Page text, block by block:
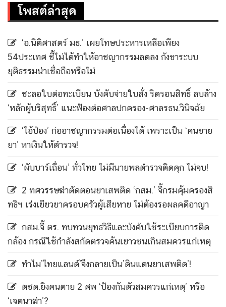
โพสต์ล่าสุด
‘อ.นิติศาสตร์ มธ.’ เผยโทษประหารเหลือเพียง
54ประเทศ ชี้ไม่ได้ทำให้อาชญากรรมลดลง กังขาระบบ
ยุติธรรมน่าเชื่อถือหรือไม่
ชะลอใบต่อทะเบียน บังคับจ่ายใบสั่ง ริดรอนสิทธิ์ ลบล้าง
‘หลักผู้บริสุทธิ์’ แนะฟ้องต่อศาลปกครอง-ศาลรธน.วินิจฉัย
‘ไอ้ป๋อง’ ก่ออาชญากรรมต่อเนื่องได้ เพราะเป็น ‘คนขาย
ยา’ หาเงินให้ตำรวจ!
‘ผับบาร์เถื่อน’ ทั่วไทย ไม่มีนายพลตำรวจติดคุก ไม่จบ!
2 ทศวรรษฆ่าตัดตอนยาเสพติด ‘กสม.’ จี้กรมคุ้มครองสิ
ทธิฯ เร่งเยียวยาครอบครัวผู้เสียหาย ไม่ต้องรอผลคดีอาญา
กสม.จี้ ตร. ทบทวนยุทธวิธีและบังคับใช้ระเบียบการติด
กล้อง กรณีใช้กำลังสกัดตรวจค้นเยาวชนเกินสมควรแก่เหตุ
ทำไม’ไทยแลนด์’จึงกลายเป็น’ดินแดนยาเสพติด’!
ตชด.ยิงคนตาย 2 ศพ ‘ป้องกันตัวสมควรแก่เหตุ’ หรือ
‘เจตนาฆ่า’?